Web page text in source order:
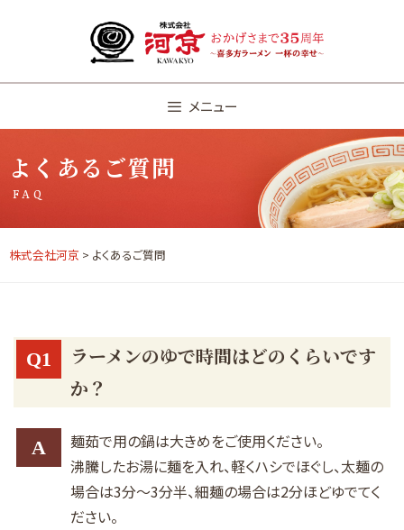
メニュー
よくあるご質問
FAQ
株式会社河京 > よくあるご質問
Q1
ラーメンのゆで時間はどのくらいです
か？
A
麺茹で用の鍋は大きめをご使用ください。
沸騰したお湯に麺を入れ、軽くハシでほぐし、太麺の
場合は3分～3分半、細麺の場合は2分ほどゆでてく
ださい。